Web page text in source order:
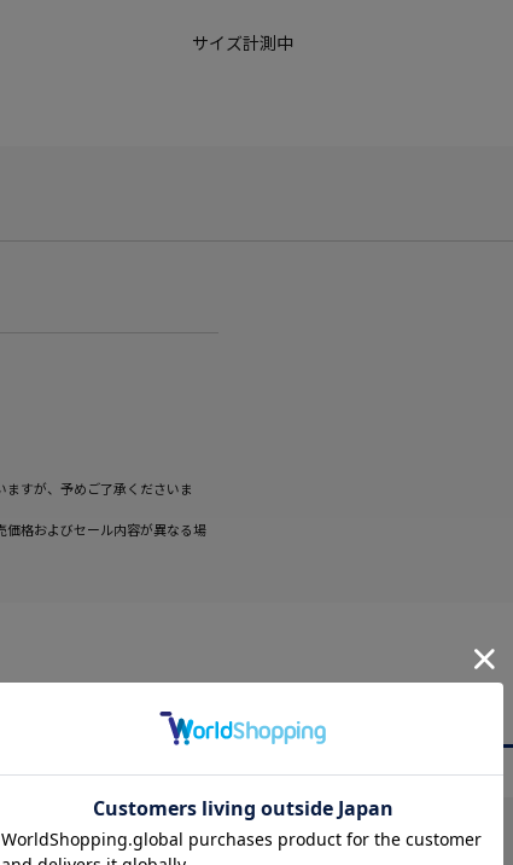
サイズ計測中
すが、予めご了承くださいま
価格およびセール内容が異なる場
CATEGORY
商品を絞る
ポケットチーフ